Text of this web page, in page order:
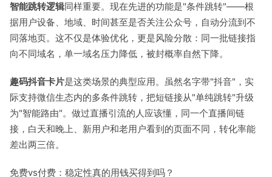
智能跳转逻辑同样重要。现在先进的功能是"条件跳转"——根
据用户设备、地域、时间甚至是否关注公众号，自动分流到不
同落地页。这不仅是体验优化，更是风险分散：同一批链接指
向不同域名，单一域名压力降低，被封概率自然下降。
趣码抖音卡片是这类场景的典型应用。虽然名字带"抖音"，实
际支持微信生态内的多条件跳转，把短链接从"单纯跳转"升级
为"智能路由"。做过直播引流的人应该懂，同一个直播间链
接，白天和晚上、新用户和老用户看到的页面不同，转化率能
差出两三倍。
免费vs付费：稳定性真的用钱买得到吗？